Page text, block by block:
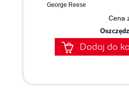
George Reese
Cena
Dodaj do